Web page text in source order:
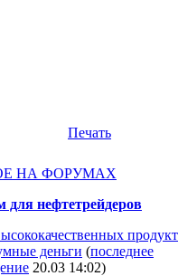
Печать
НА ФОРУМАХ
для нефтетрейдеров
продукт
деньги (последнее
20.03 14:02)